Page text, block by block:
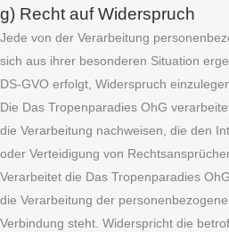
g) Recht auf Widerspruch
Jede von der Verarbeitung
sich aus ihrer besonderen Situation
DS-GVO erfolgt, Widerspruch
Die Das Tropenparadies OhG
die Verarbeitung nachweisen, die den
oder Verteidigung von
Verarbeitet die Das Tropenparadies
die Verarbeitung der
Verbindung steht. Widerspricht die